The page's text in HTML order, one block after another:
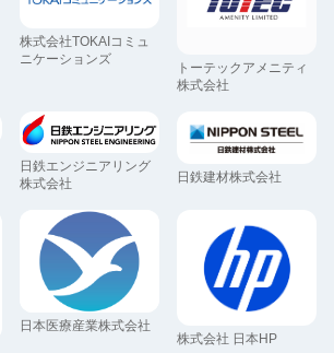
株式会社TOKAIコミュ
ニケーションズ
トーテックアメニティ
株式会社
日鉄エンジニアリング
株式会社
日鉄建材株式会社
日本医療産業株式会社
株式会社 日本HP